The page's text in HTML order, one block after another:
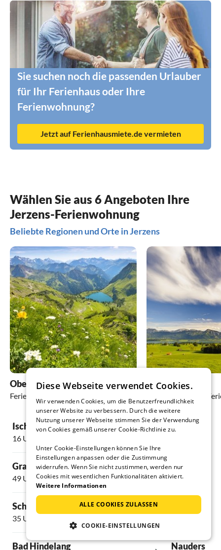
Sie suchen noch die passenden Urlauber
für Ihr Ferienhaus oder Ihre
Ferienwohnung?
Jetzt auf Ferienhausmiete.de vermieten
Wählen Sie aus 6 Angeboten Ihre
Jerzens-Ferienwohnung
Beliebte Regionen und Orte in Jerzens
Oberstdorf
Ferienhäuser und Ferienwohnungen
Füssen
Ferienhäuser und
Ischgl
16 Unterkünfte
Grainau
49 Unterkünfte
Schwangau
35 Unterkünfte
Bad Hindelang
Ehrwald
Seefeld
28
Nauders
Diese Webseite verwendet Cookies.
Wir verwenden Cookies, um die Benutzerfreundlichkeit
unserer Website zu verbessern. Durch die weitere
Nutzung unserer Webseite stimmen Sie der Verwendung
von Cookies gemäß unserer Cookie-Richtlinie zu.
Unter Cookie-Einstellungen können Sie Ihre
Einstellungen anpassen oder die Zustimmung
widerrufen. Wenn Sie nicht zustimmen, werden nur
Cookies mit wesentlichen Funktionalitäten aktiviert.
Weitere Informationen
ALLE COOKIES ZULASSEN
COOKIE-EINSTELLUNGEN